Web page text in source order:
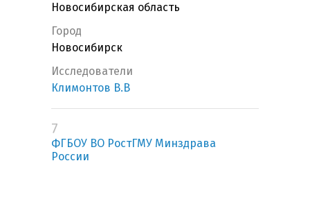
Новосибирская область
Город
Новосибирск
Исследователи
Климонтов В.В
7
ФГБОУ ВО РостГМУ Минздрава
России